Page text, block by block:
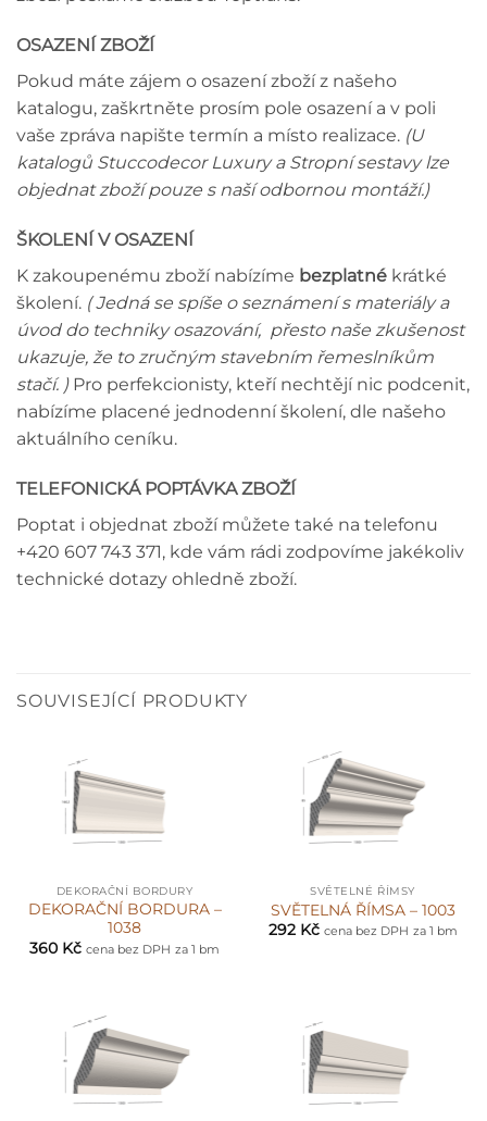
OSAZENÍ ZBOŽÍ
Pokud máte zájem o osazení zboží z našeho
katalogu, zaškrtněte prosím pole osazení a v poli
vaše zpráva napište termín a místo realizace. (U
katalogů Stuccodecor Luxury a Stropní sestavy lze
objednat zboží pouze s naší odbornou montáží.)
ŠKOLENÍ V OSAZENÍ
K zakoupenému zboží nabízíme bezplatné krátké
školení. ( Jedná se spíše o seznámení s materiály a
úvod do techniky osazování, přesto naše zkušenost
ukazuje, že to zručným stavebním řemeslníkům
stačí. )Pro perfekcionisty, kteří nechtějí nic podcenit,
nabízíme placené jednodenní školení, dle našeho
aktuálního ceníku.
TELEFONICKÁ POPTÁVKA ZBOŽÍ
Poptat i objednat zboží můžete také na telefonu
+420 607 743 371, kde vám rádi zodpovíme jakékoliv
technické dotazy ohledně zboží.
SOUVISEJÍCÍ PRODUKTY
DEKORAČNÍ BORDURY
DEKORAČNÍ BORDURA –
1038
360 Kč cena bez DPH za 1 bm
SVĚTELNÉ ŘÍMSY
SVĚTELNÁ ŘÍMSA – 1003
292 Kč cena bez DPH za 1 bm